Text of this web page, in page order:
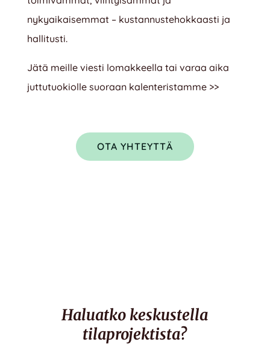
nykyaikaisemmat – kustannustehokkaasti ja
hallitusti.
Jätä meille viesti lomakkeella tai varaa aika
juttutuokiolle suoraan kalenteristamme >>
OTA YHTEYTTÄ
Haluatko keskustella
tilaprojektista?